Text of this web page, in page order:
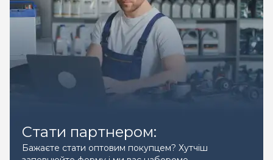
Стати партнером:
Бажаєте стати оптовим покупцем? Хутчіш